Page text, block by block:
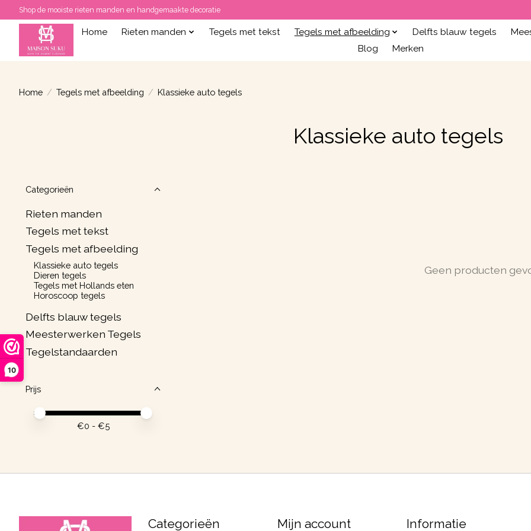
10
Shop de mooiste rieten manden en handgemaakte decoratie
Home Rieten manden Tegels met tekst Tegels met afbeelding Delfts blauw tegels
Blog
Merken
Home / Tegels met afbeelding / Klassieke auto tegels
Klassieke auto tegels
Categorieën
Rieten manden
Tegels met tekst
Tegels met afbeelding
Klassieke auto tegels
Dieren tegels
Tegels met Hollands eten
Horoscoop tegels
Delfts blauw tegels
Meesterwerken Tegels
Tegelstandaarden
Prijs
Minimale prijswaarde
Price maximum value
€0 - €5
Geen producten
Categorieën Mijn account Informatie